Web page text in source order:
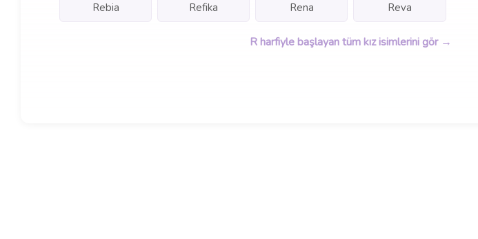
Rebia Refika Rena Reva
R harfiyle başlayan tüm kız isimlerini gör →